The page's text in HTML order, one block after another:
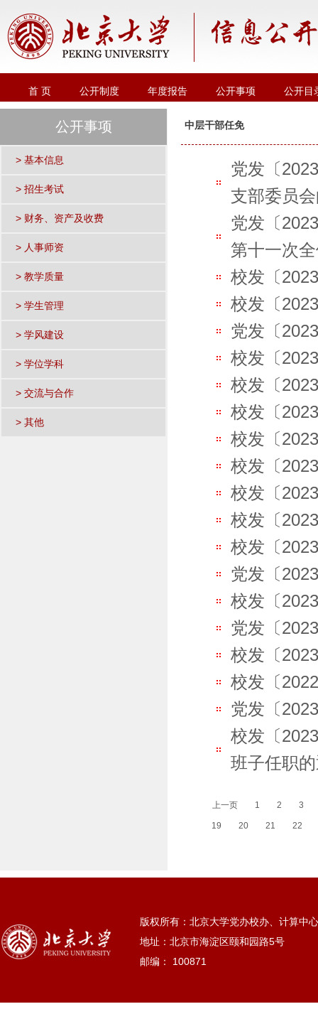
首 页 公开制度 年度报告 公开事项 公开目
公开事项
> 基本信息
> 招生考试
> 财务、资产及收费
> 人事师资
> 教学质量
> 学生管理
> 学风建设
> 学位学科
> 交流与合作
> 其他
中层干部任免
党发〔
支部委员
党发〔
第十一次
校发〔
校发〔
党发〔
校发〔
校发〔
校发〔
校发〔
校发〔
校发〔
校发〔
校发〔
党发〔
校发〔
党发〔
校发〔
校发〔
党发〔
校发〔
班子任职
上一页 1 2 3
19 20 21 22
版权所有：北京大学党办校办、计算中心
地址：北京市海淀区颐和园路5号
邮编： 100871